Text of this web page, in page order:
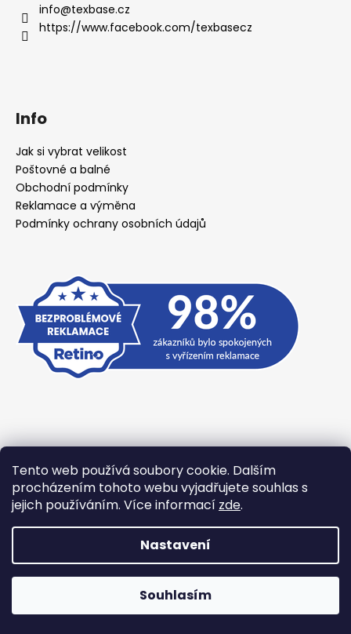
Tento web používá soubory cookie. Dalším
procházením tohoto webu vyjadřujete souhlas s
jejich používáním. Více informací zde.
Nastavení
Souhlasím
info@texbase.cz
https://www.facebook.com/texbasecz
Info
Jak si vybrat velikost
Poštovné a balné
Obchodní podmínky
Reklamace a výměna
Podmínky ochrany osobních údajů
Přijímáme online platby
Vytvořil Shoptet
Copyright 2026TexBase.cz. Všechna práva vyhrazena.